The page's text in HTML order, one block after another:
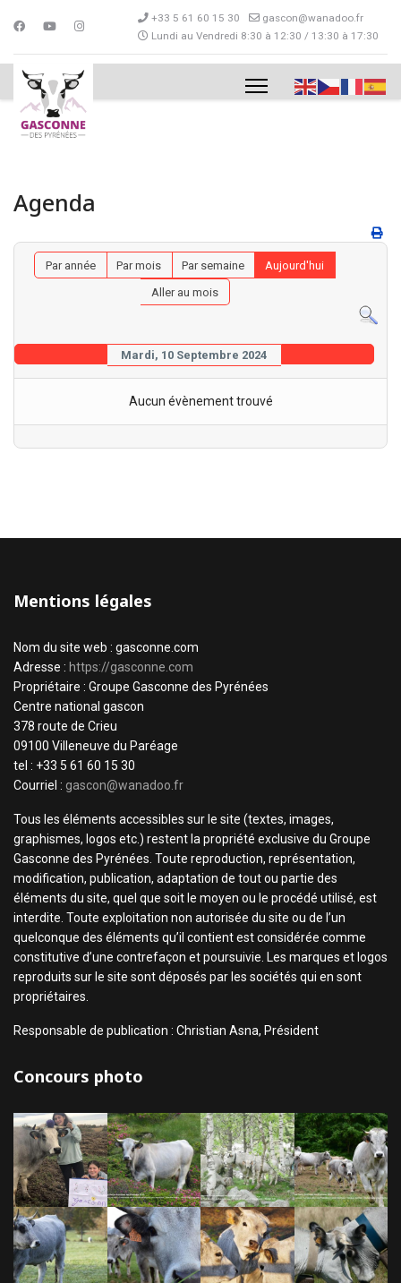
+33 5 61 60 15 30
gascon@wanadoo.fr
Lundi au Vendredi 8:30 à 12:30 / 13:30 à 17:30
Agenda
Par année Par mois Par semaine
Aujourd'hui
Aller au mois
Mardi, 10 Septembre 2024
Aucun évènement trouvé
Mentions légales
Nom du site web : gasconne.com
Adresse : https://gasconne.com
Propriétaire : Groupe Gasconne des Pyrénées
Centre national gascon
378 route de Crieu
09100 Villeneuve du Paréage
tel : +33 5 61 60 15 30
Courriel : gascon@wanadoo.fr
Tous les éléments accessibles sur le site (textes, images,
graphismes, logos etc.) restent la propriété exclusive du Groupe
Gasconne des Pyrénées. Toute reproduction, représentation,
modification, publication, adaptation de tout ou partie des
éléments du site, quel que soit le moyen ou le procédé utilisé, est
interdite. Toute exploitation non autorisée du site ou de l’un
quelconque des éléments qu’il contient est considérée comme
constitutive d’une contrefaçon et poursuivie. Les marques et logos
reproduits sur le site sont déposés par les sociétés qui en sont
propriétaires.
Responsable de publication : Christian Asna, Président
Concours photo